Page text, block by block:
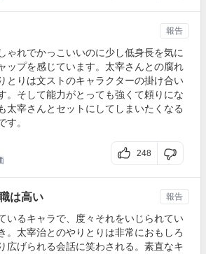
ゃれでかっこいいのに少し低身長を気に
ップを感じています。太宰さんとの腐れ
とりは文ストのキャラクターの掛け合い
。そして能力がとっても強くて頼りにな
太宰さんとセットにしてしまいたくなる
す。
248
報告
は高い
いるキャラで、度々それをいじられてい
。太宰治とのやりとりは非常におもしろ
広げられる会話に笑わされる。素直なキ
報告